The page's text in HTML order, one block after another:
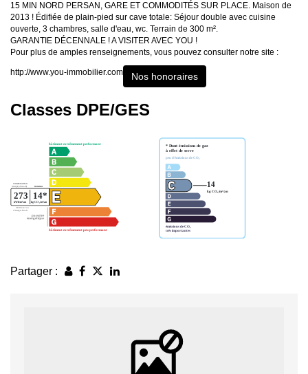
15 MIN NORD PERSAN, GARE ET COMMODITÉS SUR PLACE. Maison de
2013 ! Édifiée de plain-pied sur cave totale: Séjour double avec cuisine
ouverte, 3 chambres, salle d'eau, wc. Terrain de 300 m².
GARANTIE DÉCENNALE ! A VISITER AVEC YOU !
Pour plus de amples renseignements, vous pouvez consulter notre site :
http://www.you-immobilier.com Nos honoraires
Classes DPE/GES
Partager :